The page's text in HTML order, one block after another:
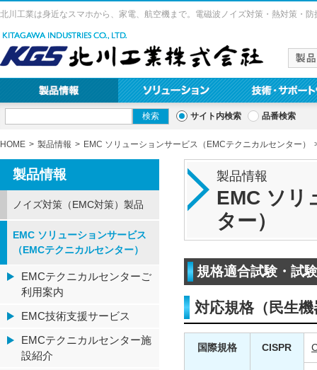
北川工業は身近なスマホから、家電、航空機まで。電磁波ノイズ対策・熱対策・
サイト内検索 品番検索
HOME 製品情報 EMC ソリューションサービス（EMCテクニカルセンター）
製品情報
EMC ソリ
ター）
規格適合試験・試
対応規格（民生機
国際規格 CISPR
製品情報
ノイズ対策（EMC対策）製品
EMC ソリューションサービス
（EMCテクニカルセンター）
EMCテクニカルセンターご
利用案内
EMC技術支援サービス
EMCテクニカルセンター施
設紹介